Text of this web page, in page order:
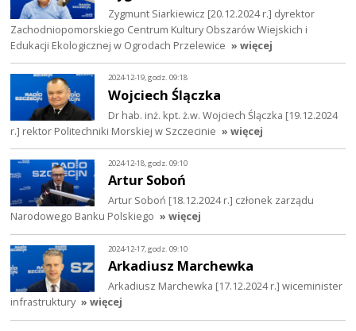
Zygmunt Siarkiewicz [20.12.2024 r.] dyrektor
Zachodniopomorskiego Centrum Kultury Obszarów Wiejskich i
Edukacji Ekologicznej w Ogrodach Przelewice » więcej
2024-12-19, godz. 09:18
Wojciech Ślączka
Dr hab. inż. kpt. ż.w. Wojciech Ślączka [19.12.2024
r.] rektor Politechniki Morskiej w Szczecinie » więcej
2024-12-18, godz. 09:10
Artur Soboń
Artur Soboń [18.12.2024 r.] członek zarządu
Narodowego Banku Polskiego » więcej
2024-12-17, godz. 09:10
Arkadiusz Marchewka
Arkadiusz Marchewka [17.12.2024 r.] wiceminister
infrastruktury » więcej